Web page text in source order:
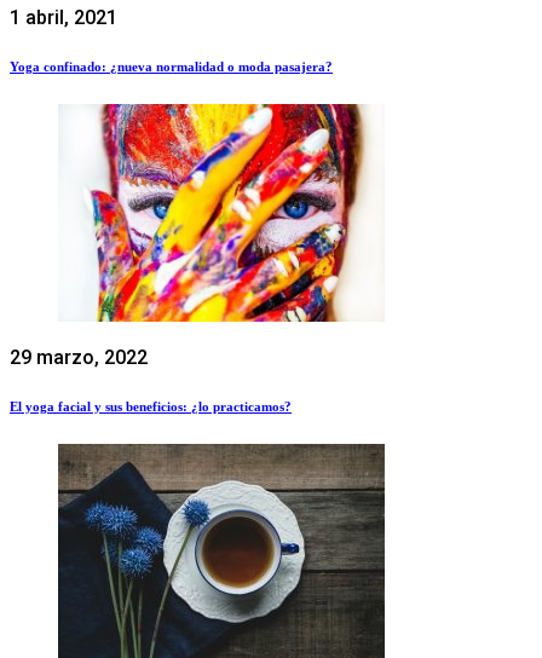
1 abril, 2021
Yoga confinado: ¿nueva normalidad o moda pasajera?
29 marzo, 2022
El yoga facial y sus beneficios: ¿lo practicamos?